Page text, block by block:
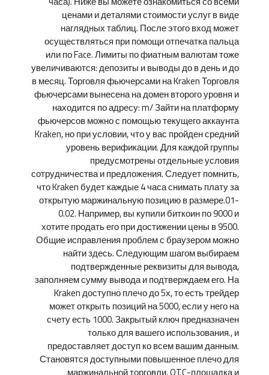
ценами и деталями стоимости услуг в виде
наглядных таблиц. После этого вход может
осуществляться при помощи отпечатка пальца
или по Face. Лимиты по фиатным валютам тоже
увеличиваются: депозиты и выводы до в день и до
в месяц. Торговля фьючерсами на Kraken Торговля
фьючерсами вынесена на домен второго уровня и
находится по адресу: m/ Зайти на платформу
фьючерсов можно с помощью текущего аккаунта
Kraken, но при условии, что у вас пройден средний
уровень верификации. Для каждой группы
предусмотрены отдельные условия
сотрудничества и предложения. Следует помнить,
что Kraken будет каждые 4 часа снимать плату за
открытую маржинальную позицию в размере.01-
0.02. Например, вы купили биткоин по 9000 и
хотите продать его при достижении цены в 9500.
Общие исправления проблем с браузером можно
найти здесь. Следующим шагом выбираем
подтвержденные реквизиты для вывода,
заполняем сумму вывода и подтверждаем его. На
Kraken доступно плечо до 5х, то есть трейдер
может открыть позиций на 5000, если у него на
счету есть 1000. Закрытый ключ предназначен
только для вашего использования., и
предоставляет доступ ко всем вашим данным.
Становятся доступными повышенное плечо для